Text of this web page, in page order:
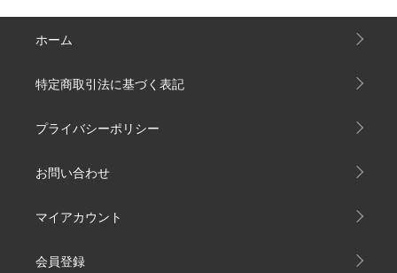
ホーム
特定商取引法に基づく表記
プライバシーポリシー
お問い合わせ
マイアカウント
会員登録